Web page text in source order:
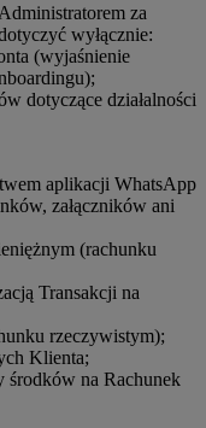
za
wyłącznie:
(wyjaśnienie
dotyczące działalności
aplikacji WhatsApp
załączników ani
(rachunku
Transakcji na
rzeczywistym);
Klienta;
środków na Rachunek